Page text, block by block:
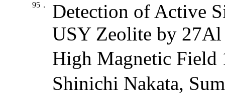
95．
Detection of Active
USY Zeolite by
High Magnetic Field
Shinichi Nakata,